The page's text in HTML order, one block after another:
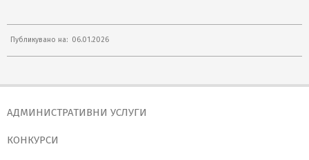
Публикувано на: 06.01.2026
АДМИНИСТРАТИВНИ УСЛУГИ
КОНКУРСИ